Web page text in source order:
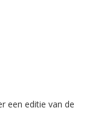
een editie van de